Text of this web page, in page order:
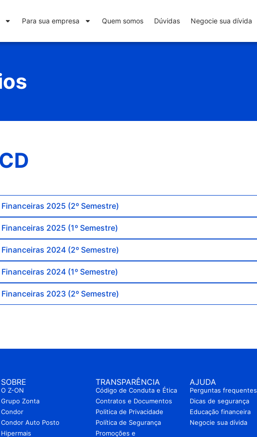
Para sua empresa Quem somos Dúvidas Negocie sua dívida
2025 (2º Semestre)
2025 (1º Semestre)
2024 (2º Semestre)
2024 (1º Semestre)
2023 (2º Semestre)
SOBRE
O Z-ON
Grupo Zonta
Condor
Condor Auto Posto
Hipermais
TRANSPARÊNCIA
Código de Conduta e Ética
Contratos e Documentos
Politica de Privacidade
Política de Segurança
Promoções e
AJUDA
Perguntas frequentes
Dicas de segurança
Educação financeira
Negocie sua dívida